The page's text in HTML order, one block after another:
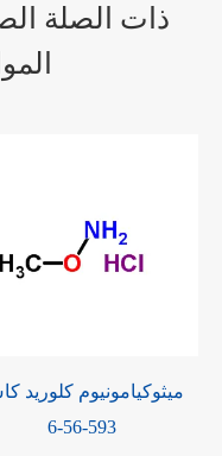
ذات الصلة
ميثوكيامونيوم كلوريد
593-56-6